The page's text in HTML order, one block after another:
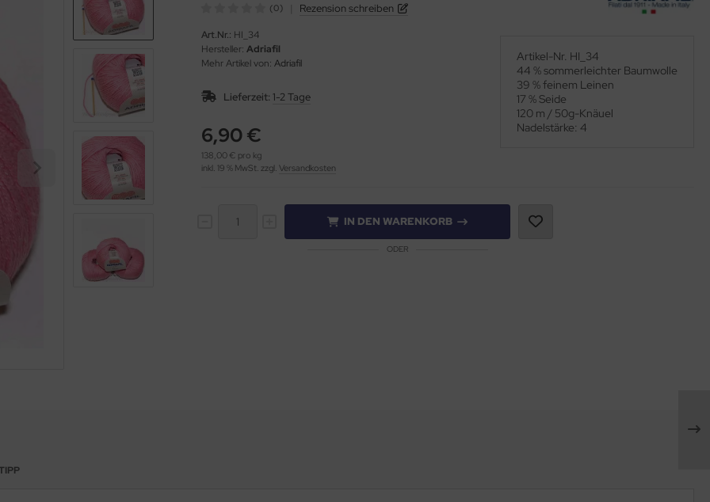
(0) Rezension schreiben
Art.Nr.: HI_34
Hersteller: Adriafil
Mehr Artikel von: Adriafil
Lieferzeit: 1-2 Tage
6,90 €
138,00 € pro kg
inkl. 19 % MwSt. zzgl. Versandkosten
Artikel-Nr. HI_34
44 % sommerleichter Baumwolle
39 % feinem Leinen
17 % Seide
120 m / 50g-Knäuel
Nadelstärke: 4
IN DEN WARENKORB
ODER